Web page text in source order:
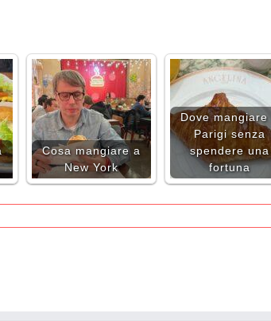
Cosa mangiare a
New York
Dove mangiare
Parigi senza
spendere una
fortuna